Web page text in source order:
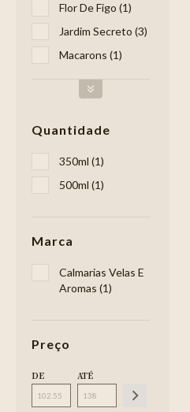
Flor De Figo (1)
Jardim Secreto (3)
Macarons (1)
Quantidade
350ml (1)
500ml (1)
Marca
Calmarias Velas E
Aromas (1)
Preço
DE ATÉ